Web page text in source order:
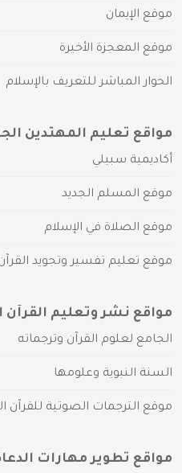
موقع الإيمان
موقع المعجزة الأخيرة
الحوار المباشر للتعريف بالإسلام
مواقع تعليم المهتدين
أكاديمية سبيلي
موقع المسلم الجديد
موقع الصلاة في الإسلام
موقع تعليم تفسير وتجويد
مواقع نشر وتعليم القرآن
الجامع لعلوم القرآن وترجماته
السنة النبوية وعلومها
موقع الترجمات الصوتية للقرآن
مواقع تطوير مهارات